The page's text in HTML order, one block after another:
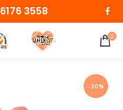
6176 3558
0
-30%